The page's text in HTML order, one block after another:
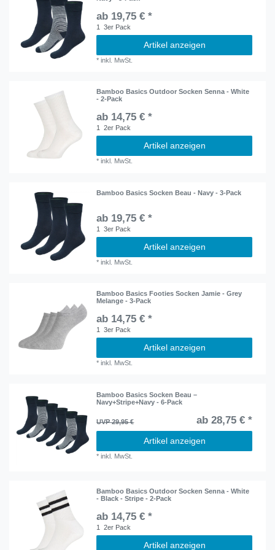
ab 19,75 € *
1 3er Pack
Artikel anzeigen
*inkl. MwSt.
Bamboo Basics Outdoor Socken Senna - White
- 2-Pack
ab 14,75 € *
1 2er Pack
Artikel anzeigen
*inkl. MwSt.
Bamboo Basics Socken Beau - Navy - 3-Pack
ab 19,75 € *
1 3er Pack
Artikel anzeigen
*inkl. MwSt.
Bamboo Basics Footies Socken Jamie - Grey
Melange - 3-Pack
ab 14,75 € *
1 3er Pack
Artikel anzeigen
*inkl. MwSt.
Bamboo Basics Socken Beau –
Navy+Stripe+Navy - 6-Pack
UVP 29,95 € ab 28,75 € *
Artikel anzeigen
*inkl. MwSt.
Bamboo Basics Outdoor Socken Senna - White
- Black - Stripe - 2-Pack
ab 14,75 € *
1 2er Pack
Artikel anzeigen